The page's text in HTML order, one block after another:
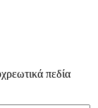
πεδία